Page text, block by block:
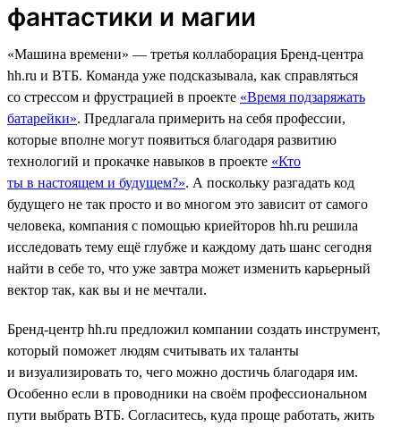
фантастики и магии
«Машина времени» — третья коллаборация Бренд-центра
hh.ru и ВТБ. Команда уже подсказывала, как справляться
со стрессом и фрустрацией в проекте «Время подзаряжать
батарейки». Предлагала примерить на себя профессии,
которые вполне могут появиться благодаря развитию
технологий и прокачке навыков в проекте «Кто
ты в настоящем и будущем?». А поскольку разгадать код
будущего не так просто и во многом это зависит от самого
человека, компания с помощью криейторов hh.ru решила
исследовать тему ещё глубже и каждому дать шанс сегодня
найти в себе то, что уже завтра может изменить карьерный
вектор так, как вы и не мечтали.
Бренд-центр hh.ru предложил компании создать инструмент,
который поможет людям считывать их таланты
и визуализировать то, чего можно достичь благодаря им.
Особенно если в проводники на своём профессиональном
пути выбрать ВТБ. Согласитесь, куда проще работать, жить